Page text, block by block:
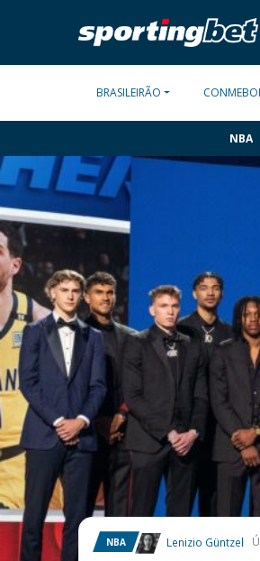
BRASILEIRÃO
NBA
NBA Lenizio Güntzel